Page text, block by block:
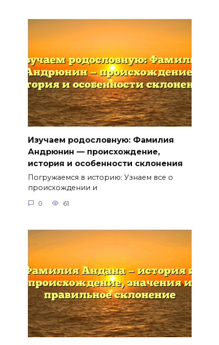
Изучаем родословную: Фамилия
Андрюнин — происхождение,
история и особенности склонения
Погружаемся в историю: Узнаем все о
происхождении и
0 61